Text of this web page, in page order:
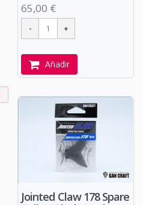
65,00 €
Añadir
Jointed Claw 178 Spare